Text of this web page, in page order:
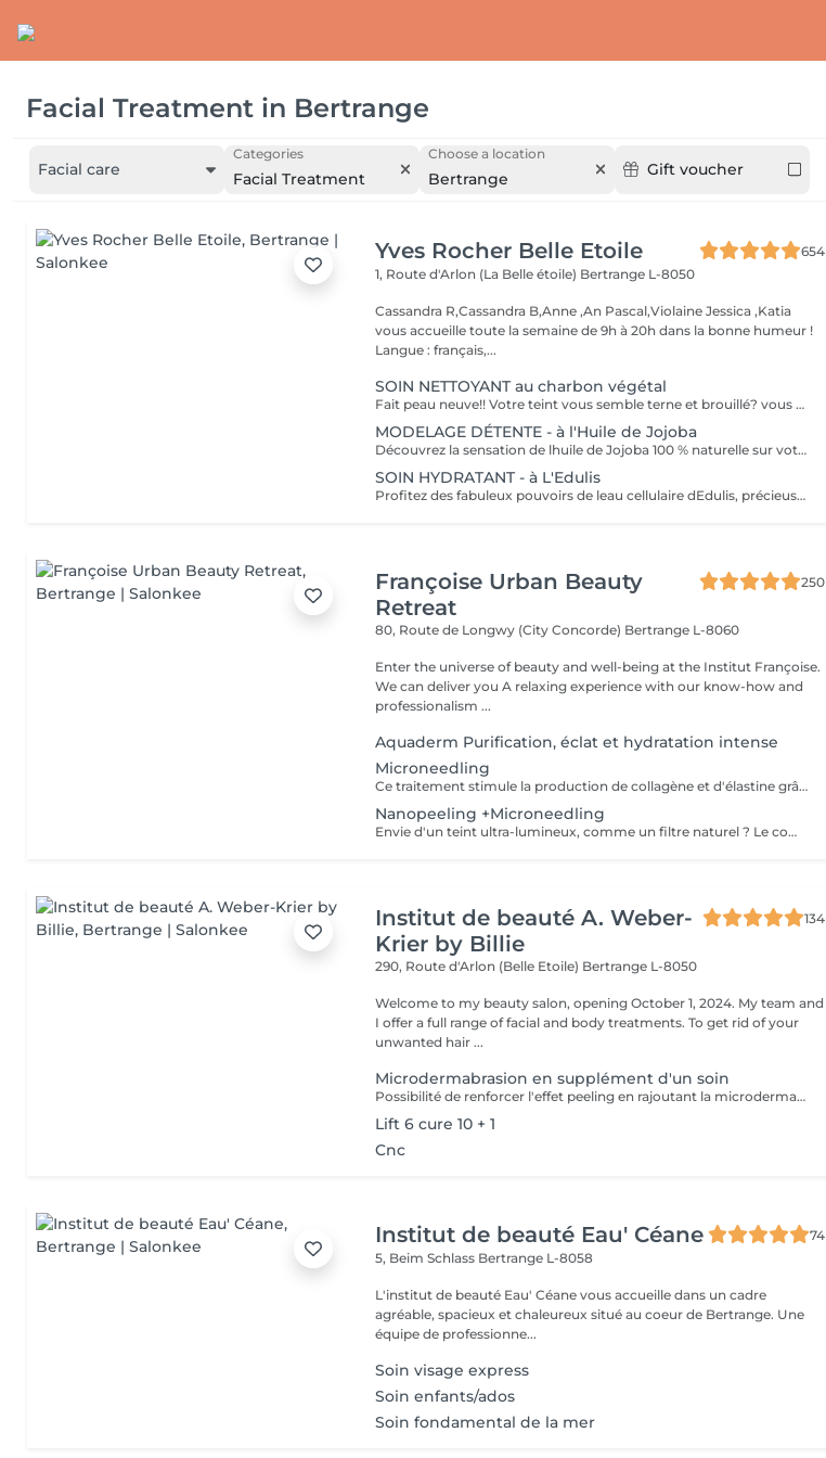
Facial Treatment in Bertrange
Facial care
Categories
Facial Treatment
Choose a location
Bertrange Gift voucher
Yves Rocher Belle Etoile
654
1, Route d'Arlon (La Belle étoile) Bertrange L-8050
Cassandra R,Cassandra B,Anne ,An Pascal,Violaine Jessica ,Katia
vous accueille toute la semaine de 9h à 20h dans la bonne humeur !
Langue : français,...
SOIN NETTOYANT au charbon végétal
Fait peau neuve!! Votre teint vous semble terne et brouillé? vous ressentez le besoin de nettoyer votre peau ?.Ce soin nettoyant s'adresse à vous. Il permettra de traiter votre peau sans la décaper. Purifié et detoxifiie votre visage retrouve un teint unifié, frais et lumineux. Une vraie bouffée d'oxygène pour votre peau !! Idéal pour les peaux mixtes à Grasses
MODELAGE DÉTENTE - à l'Huile de Jojoba
Découvrez la sensation de lhuile de Jojoba 100 % naturelle sur votre peau. Nourrie, votre peau retrouve tout son confort. Libéré de ses tensions grâce aux mains habiles de notre esthéticienne, votre visage est détendu. Bénéfices : Nourrie, votre peau retrouve tout son confort.
SOIN HYDRATANT - à L'Edulis
Profitez des fabuleux pouvoirs de leau cellulaire dEdulis, précieuse source dhydratation continue. Après la brumisation du Sérum concentré en eau cellulaire, le Masque Crème ressourçant se transforme en une texture soyeuse qui fond sur votre peau sous le délicat modelage de notre esthéticienne. Bénéfices : Gorgée deau, votre peau retrouve douceur, souplesse et éclat. Retrouvez le confort dune peau hydratée en continu.
Françoise Urban Beauty
Retreat
250
80, Route de Longwy (City Concorde) Bertrange L-8060
Enter the universe of beauty and well-being at the Institut Françoise.
We can deliver you A relaxing experience with our know-how and
professionalism ...
Aquaderm Purification, éclat et hydratation intense
Microneedling
Ce traitement stimule la production de collagène et d'élastine grâce à de fines aiguilles, améliorant ainsi le teint, la fermeté et l'éclat de la peau. Son efficacité est décuplée lorsqu'il est associé à des substances régénératrices comme le PDRN , Les Cyto-Pep les Exosomes , qui favorisent la réparation tissulaire, l'hydratation et le renforcement de la peau. Même les jeunes de 20 à 30 ans peuvent bénéficier de ces traitements préventifs, appelés préjuvénition , pour conserver une peau ferme et élastique au fil du temps.
Nanopeeling +Microneedling
Envie d'un teint ultra-lumineux, comme un filtre naturel ? Le combo nanopeeling + microneedling est la solution ! Ensemble, ils exfolient en douceur, boostent le collagène et révèlent une peau zéro défaut, ultra-éclatante. Découvrez une peau ultra-lisse, hydratée et prête à capter la lumière .Parce qu'une peau bien préparée, c'est la clé pour un glow irrésistible même sans filtre !
Institut de beauté A. Weber-
Krier by Billie
134
290, Route d'Arlon (Belle Etoile) Bertrange L-8050
Welcome to my beauty salon, opening October 1, 2024. My team and
I offer a full range of facial and body treatments. To get rid of your
unwanted hair ...
Microdermabrasion en supplément d'un soin
Possibilité de renforcer l'effet peeling en rajoutant la microdermabrasion au début du soin.
Lift 6 cure 10 + 1
Cnc
Institut de beauté Eau' Céane
74
5, Beim Schlass Bertrange L-8058
L'institut de beauté Eau' Céane vous accueille dans un cadre
agréable, spacieux et chaleureux situé au coeur de Bertrange. Une
équipe de professionne...
Soin visage express
Soin enfants/ados
Soin fondamental de la mer